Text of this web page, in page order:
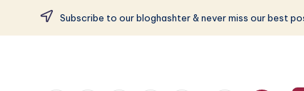
Subscribe to our bloghashter & never miss our best